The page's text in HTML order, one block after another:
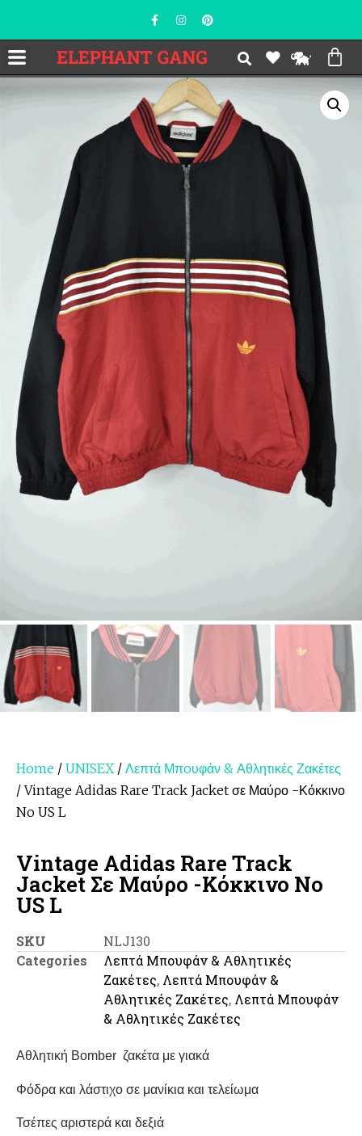
Home / UNISEX/ Λεπτά Μπoυφάν & Αθλητικές Ζακέτες
/ Vintage Adidas Rare Track Jacket σε Μαύρο -Κόκκινο
No US L
Vintage Adidas Rare Track
Jacket Σε Μαύρο -Κόκκινο No
US L
SKU
NLJ130
Categories
Λεπτά Μπoυφάν & Αθλητικές
Ζακέτες, Λεπτά Μπουφάν &
Αθλητικές Ζακέτες, Λεπτά Μπουφάν
& Αθλητικές Ζακέτες
Αθλητική Bomber ζακέτα με γιακά
Φόδρα και λάστιχο σε μανίκια και τελείωμα
Τσέπες αριστερά και δεξιά